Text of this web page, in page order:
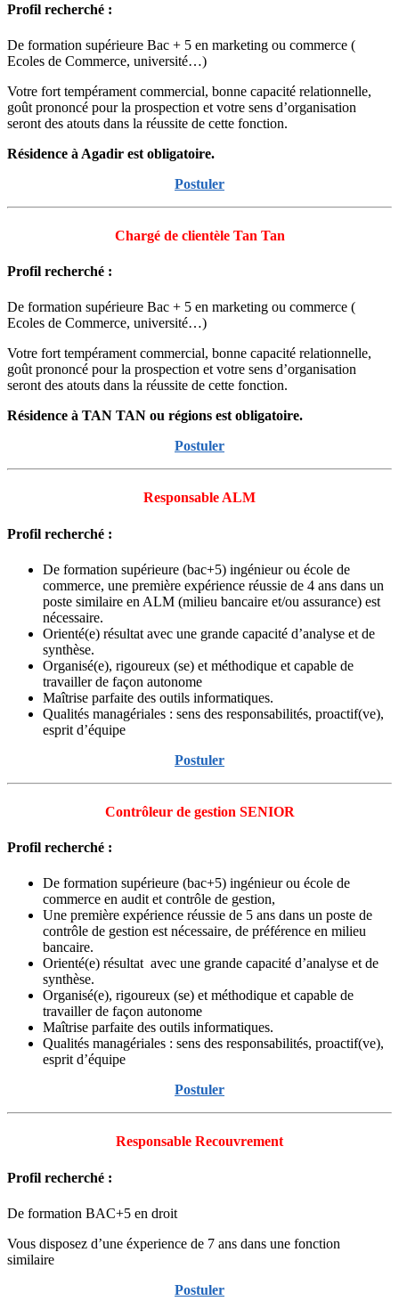
Profil recherché :
De formation supérieure Bac + 5 en marketing ou commerce (
Ecoles de Commerce, université…)
Votre fort tempérament commercial, bonne capacité relationnelle,
goût prononcé pour la prospection et votre sens d’organisation
seront des atouts dans la réussite de cette fonction.
Résidence à Agadir est obligatoire.
Postuler
Chargé de clientèle Tan Tan
Profil recherché :
De formation supérieure Bac + 5 en marketing ou commerce (
Ecoles de Commerce, université…)
Votre fort tempérament commercial, bonne capacité relationnelle,
goût prononcé pour la prospection et votre sens d’organisation
seront des atouts dans la réussite de cette fonction.
Résidence à TAN TAN ou régions est obligatoire.
Postuler
Responsable ALM
Profil recherché :
De formation supérieure (bac+5) ingénieur ou école de
commerce, une première expérience réussie de 4 ans dans un
poste similaire en ALM (milieu bancaire et/ou assurance) est
nécessaire.
Orienté(e) résultat avec une grande capacité d’analyse et de
synthèse.
Organisé(e), rigoureux (se) et méthodique et capable de
travailler de façon autonome
Maîtrise parfaite des outils informatiques.
Qualités managériales : sens des responsabilités, proactif(ve),
esprit d’équipe
Postuler
Contrôleur de gestion SENIOR
Profil recherché :
De formation supérieure (bac+5) ingénieur ou école de
commerce en audit et contrôle de gestion,
Une première expérience réussie de 5 ans dans un poste de
contrôle de gestion est nécessaire, de préférence en milieu
bancaire.
Orienté(e) résultat avec une grande capacité d’analyse et de
synthèse.
Organisé(e), rigoureux (se) et méthodique et capable de
travailler de façon autonome
Maîtrise parfaite des outils informatiques.
Qualités managériales : sens des responsabilités, proactif(ve),
esprit d’équipe
Postuler
Responsable Recouvrement
Profil recherché :
De formation BAC+5 en droit
Vous disposez d’une éxperience de 7 ans dans une fonction
similaire
Postuler